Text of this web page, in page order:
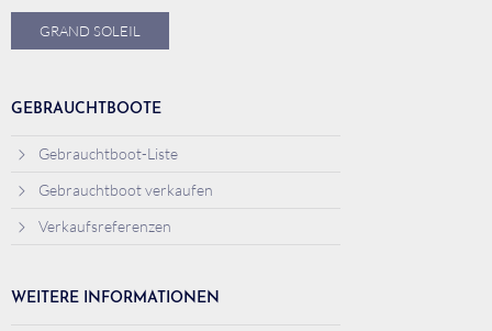
GRAND SOLEIL
GEBRAUCHTBOOTE
Gebrauchtboot-Liste
Gebrauchtboot verkaufen
Verkaufsreferenzen
WEITERE INFORMATIONEN